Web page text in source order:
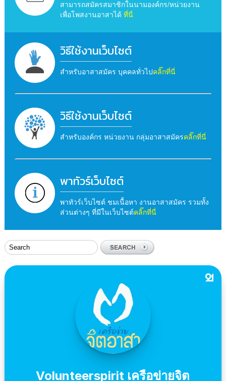
สามารถสมัครสมาชิกในนามองค์กร/หน่วยงาน
เพื่อโพสงานอาสาได้ ที่นี่
วิธีใช้งานเว็บไซต์
สำหรับอาสาสมัคร บุคคลทั่วไปคลิ๊กที่นี่
วิธีใช้งานเว็บไซต์
สำหรับองค์กร หน่วยงาน กลุ่มอาสาสมัครคลิ๊กที่นี่
พาทัวร์เว็บไซต์
พาทัวร์เว็บไซต์ ชมเนื้อหา งานอาสาสมัคร รวมทั้ง
ส่วนต่างๆ ที่มีในเว็บไซต์คลิ๊กที่นี่